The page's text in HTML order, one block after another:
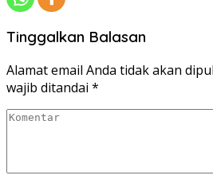
Tinggalkan Balasan
Alamat email Anda tidak akan
wajib ditandai *